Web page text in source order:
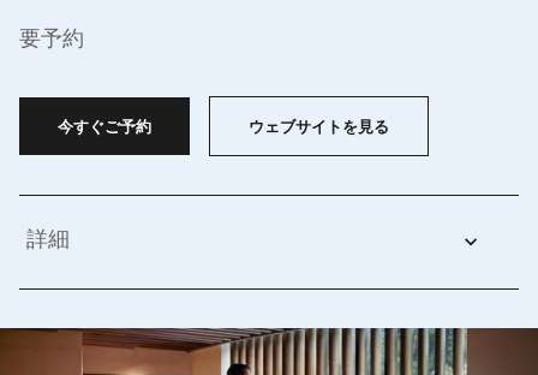
要予約
今すぐご予約 ウェブサイトを見る
詳細